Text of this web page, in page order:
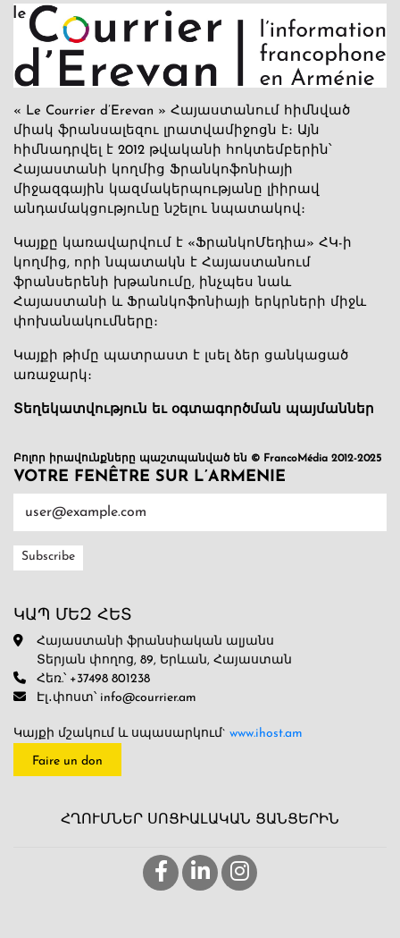
« Le Courrier d’Erevan » Հայաստանում հիմնված
միակ ֆրանսալեզու լրատվամիջոցն է։ Այն
հիմնադրվել է 2012 թվականի հոկտեմբերին՝
Հայաստանի կողմից Ֆրանկոֆոնիայի
միջազգային կազմակերպությանը լիիրավ
անդամակցությունը նշելու նպատակով։
Կայքը կառավարվում է «ՖրանկոՄեդիա» ՀԿ-ի
կողմից, որի նպատակն է Հայաստանում
ֆրանսերենի խթանումը, ինչպես նաև
Հայաստանի և Ֆրանկոֆոնիայի երկրների միջև
փոխանակումները։
Կայքի թիմը պատրաստ է լսել ձեր ցանկացած
առաջարկ։
Տեղեկատվություն եւ օգտագործման պայմաններ
Բոլոր իրավունքները պաշտպանված են © FrancoMédia 2012-2025
VOTRE FENÊTRE SUR L’ARMENIE
ԿԱՊ ՄԵԶ ՀԵՏ
Հայաստանի ֆրանսիական ալյանս
Տերյան փողոց, 89, Երևան, Հայաստան
Հեռ.՝ +37498 801238
Էլ․փոստ՝ info@courrier.am
Կայքի մշակում և սպասարկում` www.ihost.am
Faire un don
ՀՂՈՒՄՆԵՐ ՍՈՑԻԱԼԱԿԱՆ ՑԱՆՑԵՐԻՆ